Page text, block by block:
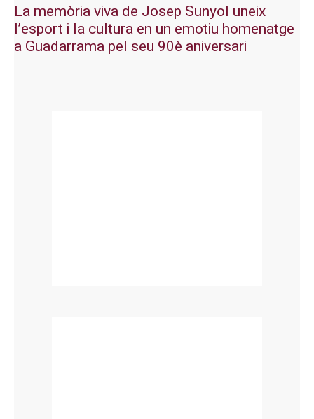
La memòria viva de Josep Sunyol uneix
l’esport i la cultura en un emotiu homenatge
a Guadarrama pel seu 90è aniversari